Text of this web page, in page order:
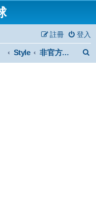
登入
註冊
Style 非官方認證風格